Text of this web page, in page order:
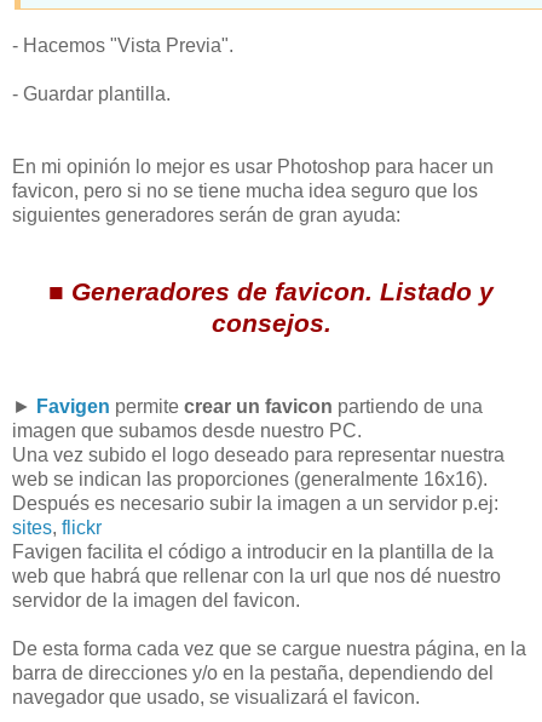
- Hacemos "Vista Previa".
- Guardar plantilla.
En mi opinión lo mejor es usar Photoshop para hacer un
favicon, pero si no se tiene mucha idea seguro que los
siguientes generadores serán de gran ayuda:
■ Generadores de favicon. Listado y
consejos.
► Favigen permite crear un favicon partiendo de una
imagen que subamos desde nuestro PC.
Una vez subido el logo deseado para representar nuestra
web se indican las proporciones (generalmente 16x16).
Después es necesario subir la imagen a un servidor p.ej:
sites, flickr
Favigen facilita el código a introducir en la plantilla de la
web que habrá que rellenar con la url que nos dé nuestro
servidor de la imagen del favicon.
De esta forma cada vez que se cargue nuestra página, en la
barra de direcciones y/o en la pestaña, dependiendo del
navegador que usado, se visualizará el favicon.